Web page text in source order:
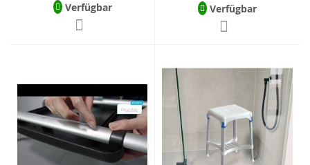
Verfügbar Verfügbar